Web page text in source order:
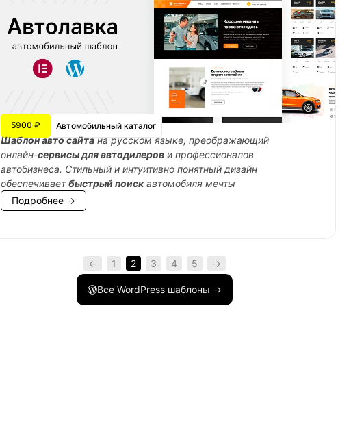
5900 ₽ Автомобильный каталог
Шаблон авто сайта на русском языке, преображающий
онлайн-сервисы для автодилеров и профессионалов
автобизнеса. Стильный и интуитивно понятный дизайн
обеспечиваетбыстрый поискавтомобиля мечты
Подробнее →
← 1 2 3 4 5 →
Все WordPress шаблоны →